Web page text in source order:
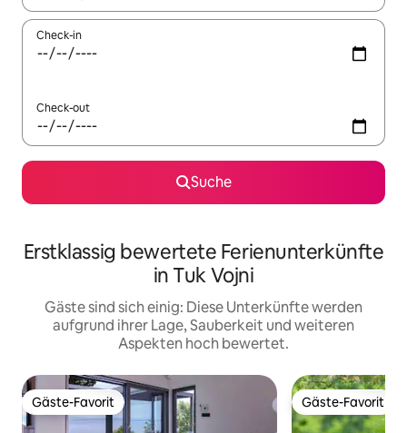
Check-in
Check-out
Suche
Erstklassig bewertete Ferienunterkünfte
in Tuk Vojni
Gäste sind sich einig: Diese Unterkünfte werden
aufgrund ihrer Lage, Sauberkeit und weiteren
Aspekten hoch bewertet.
Gäste-Favorit
Gäste-Favorit Gäste-Favorit
Gäste-Favorit